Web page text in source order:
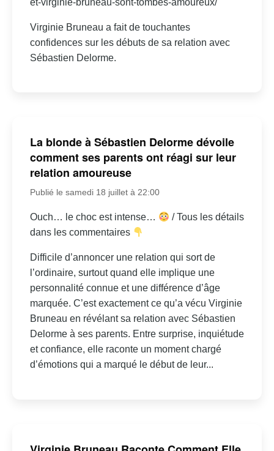
Virginie Bruneau a fait de touchantes
confidences sur les débuts de sa relation avec
Sébastien Delorme.
La blonde à Sébastien Delorme dévoile
comment ses parents ont réagi sur leur
relation amoureuse
Publié le samedi 18 juillet à 22:00
Ouch… le choc est intense…
/ Tous les détails
dans les commentaires
Difficile d’annoncer une relation qui sort de
l’ordinaire, surtout quand elle implique une
personnalité connue et une différence d’âge
marquée. C’est exactement ce qu’a vécu Virginie
Bruneau en révélant sa relation avec Sébastien
Delorme à ses parents. Entre surprise, inquiétude
et confiance, elle raconte un moment chargé
d’émotions qui a marqué le début de leur...